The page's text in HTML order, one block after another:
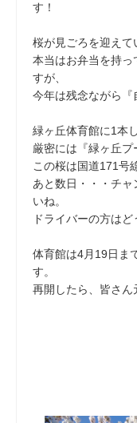
す！
桜が見ごろを迎えて
本当はお弁当を持
すが、
今年は残念ながら『
緑ヶ丘体育館に1本
厳密には『緑ヶ丘プ
この桜は国道171号
あと数日・・・チャ
いね。
ドライバーの方はど
体育館は4月19日ま
す。
再開したら、皆さん